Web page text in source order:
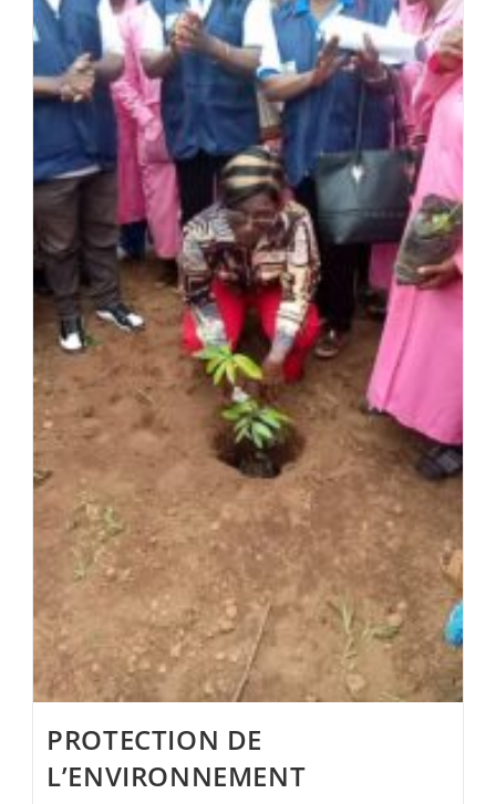
PROTECTION DE
L’ENVIRONNEMENT